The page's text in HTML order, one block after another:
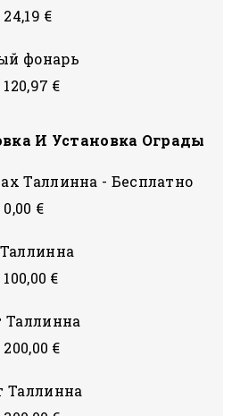
24,19 €
фонарь
120,97 €
И Установка Ограды
Таллинна - Бесплатно
0,00 €
100,00 €
Таллинна
200,00 €
Таллинна